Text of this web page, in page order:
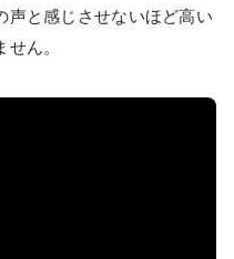
声と感じさせないほど高い
ん。